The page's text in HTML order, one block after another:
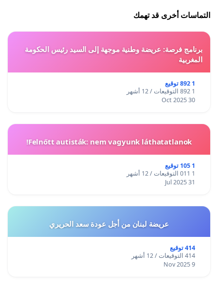
التماسات أخرى قد تهمك
برنامج فرصة: عريضة وطنية موجهة إلى السيد رئيس الحكومة
المغربية
1 892 توقيع
1 892 التوقيعات / 12 أشهر
30 Oct 2025
Felnőtt autisták: nem vagyunk láthatatlanok!
1 105 توقيع
1 011 التوقيعات / 12 أشهر
31 Jul 2025
عريضة لبنان من أجل عودة سعد الحريري
414 توقيع
414 التوقيعات / 12 أشهر
9 Nov 2025